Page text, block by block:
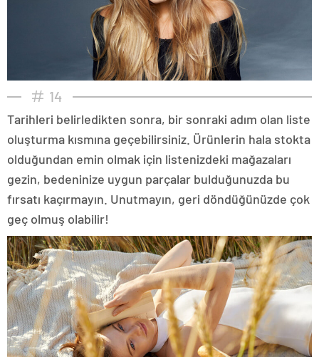
14
Tarihleri belirledikten sonra, bir sonraki adım olan liste
oluşturma kısmına geçebilirsiniz. Ürünlerin hala stokta
olduğundan emin olmak için listenizdeki mağazaları
gezin, bedeninize uygun parçalar bulduğunuzda bu
fırsatı kaçırmayın. Unutmayın, geri döndüğünüzde çok
geç olmuş olabilir!